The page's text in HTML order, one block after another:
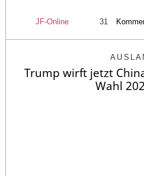
JF-Online 31
Trump wirft jetzt
Wahl